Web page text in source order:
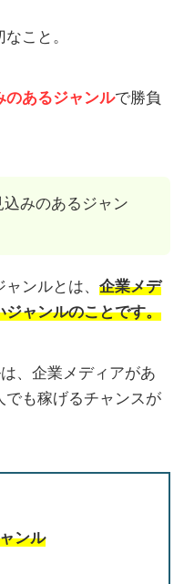
こと。
のあるジャンルで勝負
みのあるジャン
ンルとは、 企業メデ
ャンルのことです。
、企業メディアがあ
でも稼げるチャンスが
ンル